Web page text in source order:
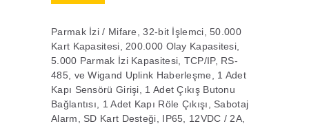
Parmak İzi / Mifare, 32-bit İşlemci, 50.000
Kart Kapasitesi, 200.000 Olay Kapasitesi,
5.000 Parmak İzi Kapasitesi, TCP/IP, RS-
485, ve Wigand Uplink Haberleşme, 1 Adet
Kapı Sensörü Girişi, 1 Adet Çıkış Butonu
Bağlantısı, 1 Adet Kapı Röle Çıkışı, Sabotaj
Alarm, SD Kart Desteği, IP65, 12VDC / 2A,